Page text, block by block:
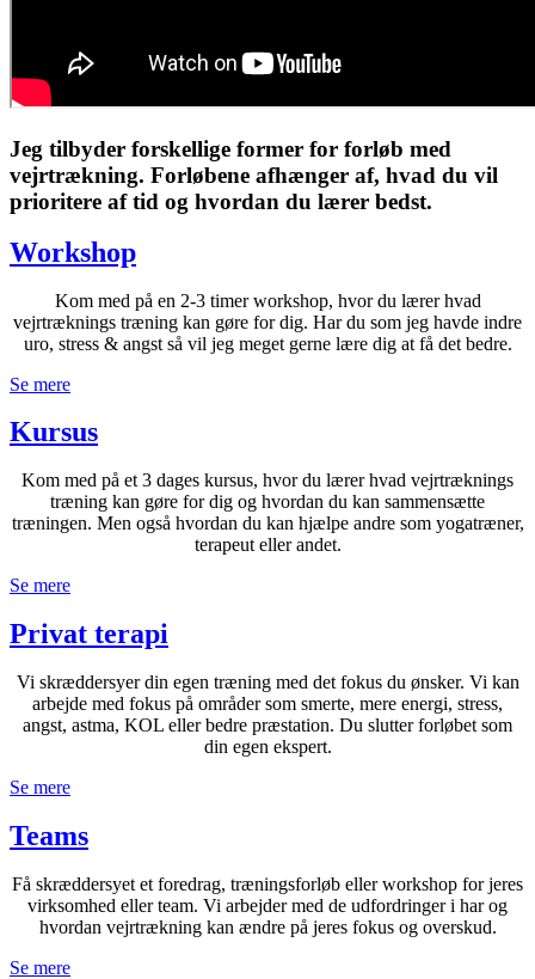
Jeg tilbyder forskellige former for forløb med
vejrtrækning. Forløbene afhænger af, hvad du vil
prioritere af tid og hvordan du lærer bedst.
Workshop
Kom med på en 2-3 timer workshop, hvor du lærer hvad
vejrtræknings træning kan gøre for dig. Har du som jeg havde indre
uro, stress & angst så vil jeg meget gerne lære dig at få det bedre.
Se mere
Kursus
Kom med på et 3 dages kursus, hvor du lærer hvad vejrtræknings
træning kan gøre for dig og hvordan du kan sammensætte
træningen. Men også hvordan du kan hjælpe andre som yogatræner,
terapeut eller andet.
Se mere
Privat terapi
Vi skræddersyer din egen træning med det fokus du ønsker. Vi kan
arbejde med fokus på områder som smerte, mere energi, stress,
angst, astma, KOL eller bedre præstation. Du slutter forløbet som
din egen ekspert.
Se mere
Teams
Få skræddersyet et foredrag, træningsforløb eller workshop for jeres
virksomhed eller team. Vi arbejder med de udfordringer i har og
hvordan vejrtrækning kan ændre på jeres fokus og overskud.
Se mere